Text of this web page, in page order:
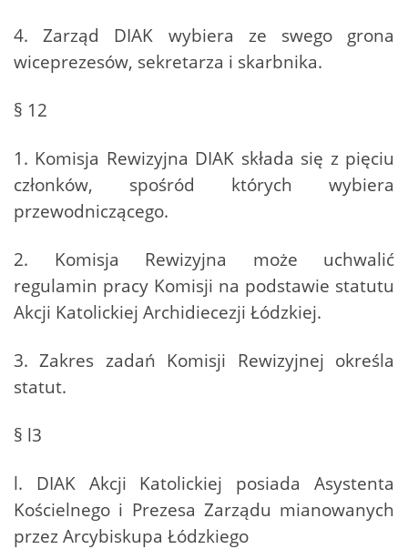
4. Zarząd DIAK wybiera ze swego grona
wiceprezesów, sekretarza i skarbnika.
§ 12
1. Komisja Rewizyjna DIAK składa się z pięciu
członków, spośród których wybiera
przewodniczącego.
2. Komisja Rewizyjna może uchwalić
regulamin pracy Komisji na podstawie statutu
Akcji Katolickiej Archidiecezji Łódzkiej.
3. Zakres zadań Komisji Rewizyjnej określa
statut.
§ l3
l. DIAK Akcji Katolickiej posiada Asystenta
Kościelnego i Prezesa Zarządu mianowanych
przez Arcybiskupa Łódzkiego